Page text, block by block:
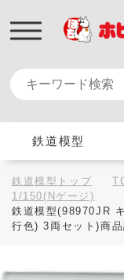
鉄道模型
鉄道模型トップ
1/150(Nゲージ)
鉄道模型(98970JR
行色) 3両セット)商品